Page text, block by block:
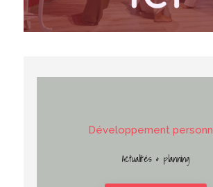
Développement personn
Actualités & planning